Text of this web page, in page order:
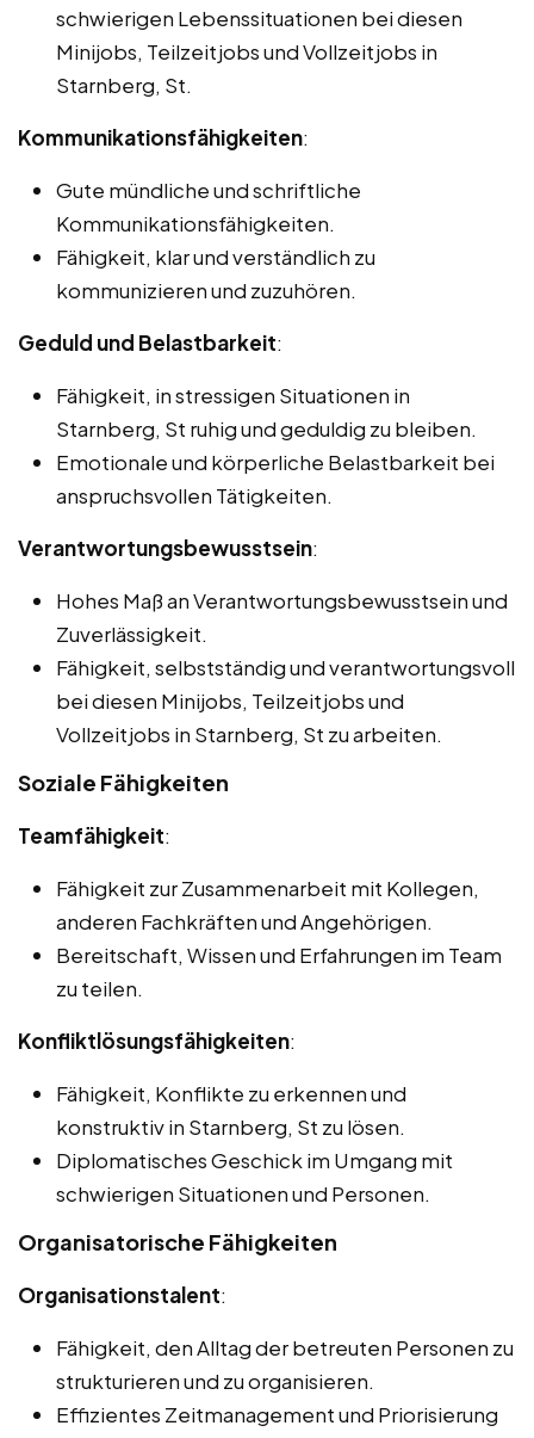
schwierigen Lebenssituationen bei diesen
Minijobs, Teilzeitjobs und Vollzeitjobs in
Starnberg, St.
Kommunikationsfähigkeiten:
Gute mündliche und schriftliche
Kommunikationsfähigkeiten.
Fähigkeit, klar und verständlich zu
kommunizieren und zuzuhören.
Geduld und Belastbarkeit:
Fähigkeit, in stressigen Situationen in
Starnberg, St ruhig und geduldig zu bleiben.
Emotionale und körperliche Belastbarkeit bei
anspruchsvollen Tätigkeiten.
Verantwortungsbewusstsein:
Hohes Maß an Verantwortungsbewusstsein und
Zuverlässigkeit.
Fähigkeit, selbstständig und verantwortungsvoll
bei diesen Minijobs, Teilzeitjobs und
Vollzeitjobs in Starnberg, St zu arbeiten.
Soziale Fähigkeiten
Teamfähigkeit:
Fähigkeit zur Zusammenarbeit mit Kollegen,
anderen Fachkräften und Angehörigen.
Bereitschaft, Wissen und Erfahrungen im Team
zu teilen.
Konfliktlösungsfähigkeiten:
Fähigkeit, Konflikte zu erkennen und
konstruktiv in Starnberg, St zu lösen.
Diplomatisches Geschick im Umgang mit
schwierigen Situationen und Personen.
Organisatorische Fähigkeiten
Organisationstalent:
Fähigkeit, den Alltag der betreuten Personen zu
strukturieren und zu organisieren.
Effizientes Zeitmanagement und Priorisierung